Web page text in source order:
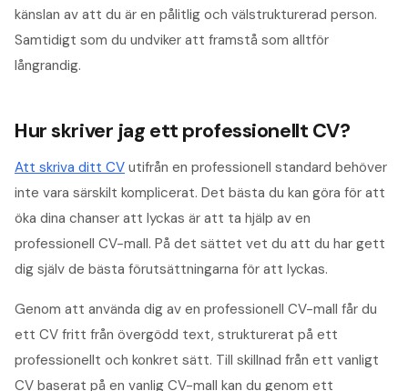
känslan av att du är en pålitlig och välstrukturerad person.
Samtidigt som du undviker att framstå som alltför
långrandig.
Hur skriver jag ett professionellt CV?
Att skriva ditt CV utifrån en professionell standard behöver
inte vara särskilt komplicerat. Det bästa du kan göra för att
öka dina chanser att lyckas är att ta hjälp av en
professionell CV-mall. På det sättet vet du att du har gett
dig själv de bästa förutsättningarna för att lyckas.
Genom att använda dig av en professionell CV-mall får du
ett CV fritt från övergödd text, strukturerat på ett
professionellt och konkret sätt. Till skillnad från ett vanligt
CV baserat på en vanlig CV-mall kan du genom ett